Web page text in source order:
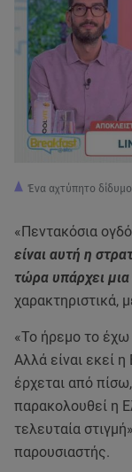
Ένα αχτύπητο
«Πεντακόσια
είναι αυτή η
τώρα υπάρχει μια
χαρακτηριστικά,
«Το ήρεμο το
Αλλά είναι εκεί
έρχεται από
παρακολουθεί η
τελευταία
παρουσιαστής.